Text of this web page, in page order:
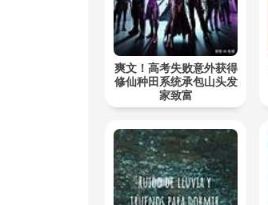
爽文！高考失败意外获得
修仙种田系统承包山头发
家致富